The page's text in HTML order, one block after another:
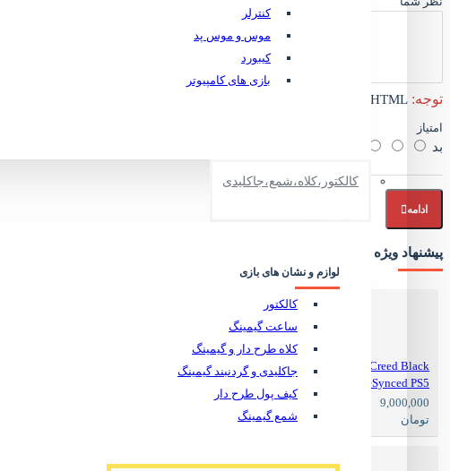
کنترلر
موس و موس پد
کیبورد
بازی های کامپیوتر
کالکتور،کلاه،شمع،جاکلیدی
لوازم و نشان های بازی
کالکتور
ساعت گیمینگ
کلاه طرح دار و گیمینگ
جاکلیدی و گردنبند گیمینگ
کیف پول طرح دار
شمع گیمینگ
توجه:
امتیاز
بد
ادامه
پیشنهاد ویژه
Assassins Creed Black
Flag ReSynced PS5
9,000,000
تومان